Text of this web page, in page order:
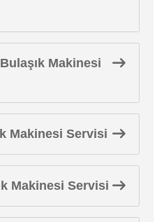
Makinesi
Makinesi Servisi
Makinesi Servisi